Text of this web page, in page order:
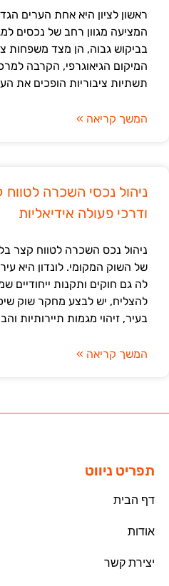
ראשון לציון היא אחת הערים
המציעה מגוון רחב של נכסים
בביקוש גבוה, הן מצד משפחות
המיקום הגיאוגרפי, הקרבה
תשתיות ציבוריות הופכים את
המשך קריאה »
ניהול נכסי השכרה לטווח
ודרכי פעולה אידיאליות
ניהול נכס השכרה לטווח קצר
של השוק המקומי. לונדון היא
לה גם חוקים ותקנות ייחודיים
להצליח, יש לבצע מחקר שוק
בעיר, זיהוי מגמות תיירותיות
המשך קריאה »
תפריט ניווט
דף הבית
אודות
יצירת קשר